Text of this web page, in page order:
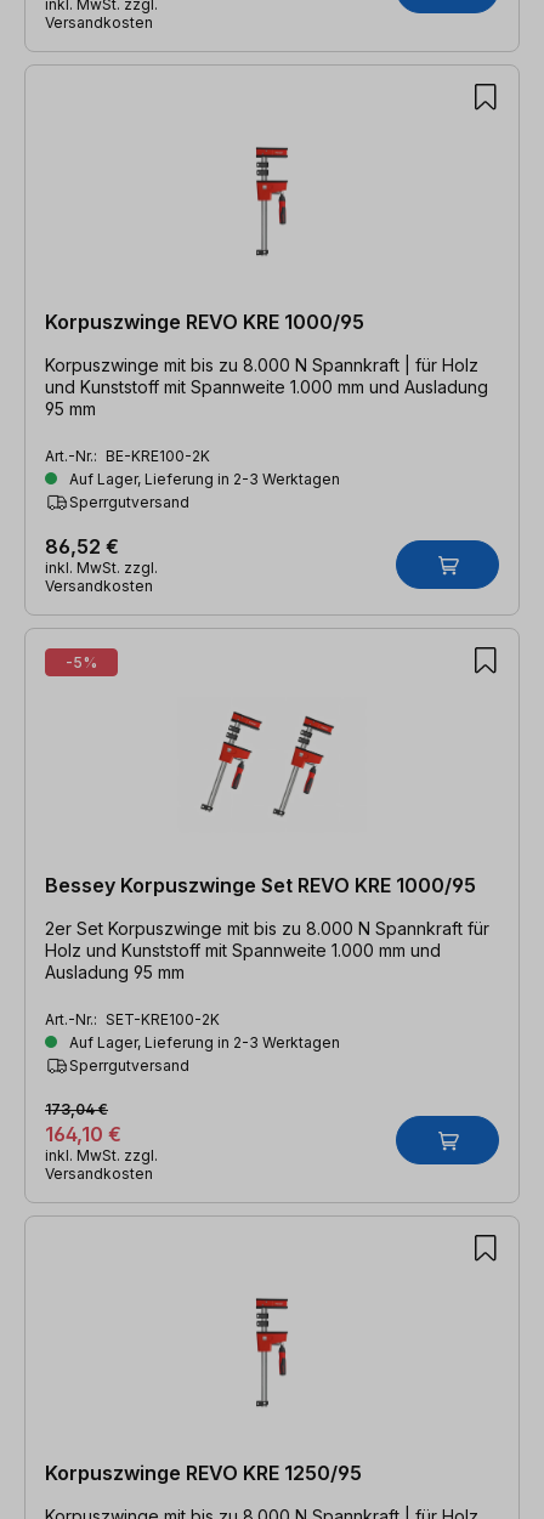
inkl. MwSt. zzgl.
Versandkosten
Korpuszwinge REVO KRE 1000/95
Korpuszwinge mit bis zu 8.000 N Spannkraft | für Holz
und Kunststoff mit Spannweite 1.000 mm und Ausladung
95 mm
Art.-Nr.: BE-KRE100-2K
Auf Lager, Lieferung in 2-3 Werktagen
Sperrgutversand
86,52 €
inkl. MwSt. zzgl.
Versandkosten
-5%
Bessey Korpuszwinge Set REVO KRE 1000/95
2er Set Korpuszwinge mit bis zu 8.000 N Spannkraft für
Holz und Kunststoff mit Spannweite 1.000 mm und
Ausladung 95 mm
Art.-Nr.: SET-KRE100-2K
Auf Lager, Lieferung in 2-3 Werktagen
Sperrgutversand
164,10 €
173,04 €
inkl. MwSt. zzgl.
Versandkosten
Korpuszwinge REVO KRE 1250/95